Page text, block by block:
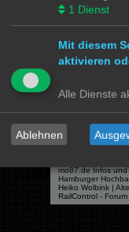
Das Mittelleiter
Olli's Modellbahn
Social Media
lenasmodellbahn
johns MOBA <-
Länderbahnzeit im
mo87.de Infos
Hamburger
Heiko Wolbink |
RailControl - Forum
1 Dienst
Mit diesem
aktivieren
Alle Dienste
Ablehnen